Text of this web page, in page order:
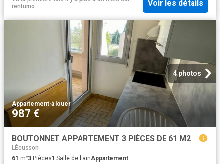
rentumo
Voir les détails
4 photos
Appartement·à louer
987 €
BOUTONNET APPARTEMENT 3 PIÈCES DE 61 M2
LÉcusson
61 m²3 Pièces1 Salle de bainAppartement